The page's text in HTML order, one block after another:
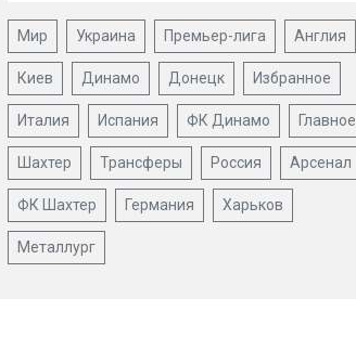
Мир Украина Премьер-лига Англия
Киев Динамо Донецк Избранное
Италия Испания ФК Динамо Главное
Шахтер Трансферы Россия Арсенал
ФК Шахтер Германия Харьков
Металлург